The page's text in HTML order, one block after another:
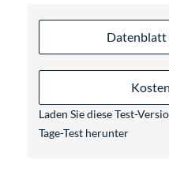
Datenblatt
Laden Sie diese Test-
Tage-Test herunter